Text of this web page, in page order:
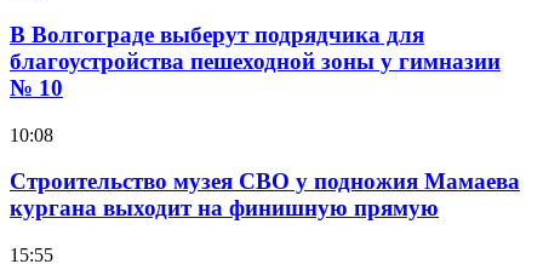
В Волгограде выберут подрядчика для
благоустройства пешеходной зоны у гимназии
№ 10
10:08
Строительство музея СВО у подножия Мамаева
кургана выходит на финишную прямую
15:55